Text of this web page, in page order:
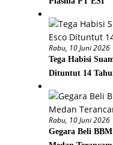
Rabu, 10 Juni 2026
Tega Habisi
Dituntut 14
Rabu, 10 Juni 2026
Gegara Beli